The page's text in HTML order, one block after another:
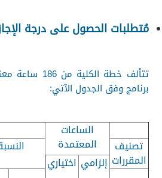
مُتطلبات الحصول على درجة
تتألف خطة
برنامج وفق الجدول الآتي:
الساعات
المعتمدة تصنيف
المقررات إلزامي اختياري